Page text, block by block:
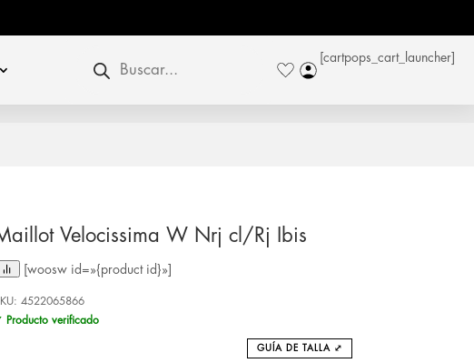
productos
[cartpops_cart_launcher]
Velocissima W Nrj cl/Rj Ibis
[woosw id=»{product id}»]
4522065866
Producto verificado
GUÍA DE TALLA ⤢